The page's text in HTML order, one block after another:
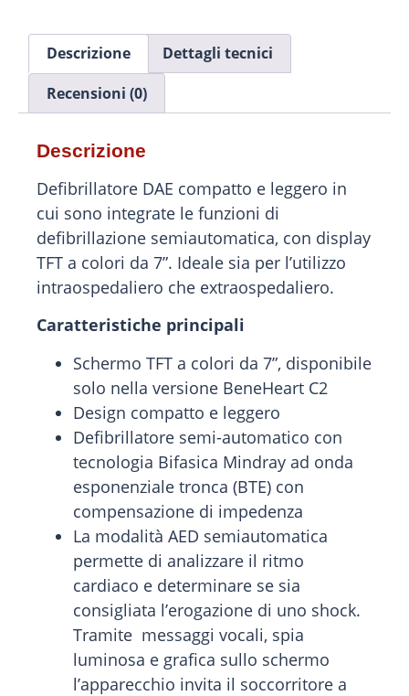
Descrizione
Dettagli tecnici
Recensioni (0)
Descrizione
Defibrillatore DAE compatto e leggero in
cui sono integrate le funzioni di
defibrillazione semiautomatica, con display
TFT a colori da 7”. Ideale sia per l’utilizzo
intraospedaliero che extraospedaliero.
Caratteristiche principali
Schermo TFT a colori da 7”, disponibile
solo nella versione BeneHeart C2
Design compatto e leggero
Defibrillatore semi-automatico con
tecnologia Bifasica Mindray ad onda
esponenziale tronca (BTE) con
compensazione di impedenza
La modalità AED semiautomatica
permette di analizzare il ritmo
cardiaco e determinare se sia
consigliata l’erogazione di uno shock.
Tramite messaggi vocali, spia
luminosa e grafica sullo schermo
l’apparecchio invita il soccorritore a